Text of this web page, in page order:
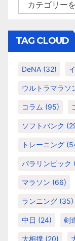
テ
リ
ー
TAG CLOUD
DeNA (32)
ウルトラマラソ
コラム (95)
ソフトバンク
トレーニング
パラリンピック
マラソン (66)
ランニング (35)
中日 (24) 剣
大相撲 (20)